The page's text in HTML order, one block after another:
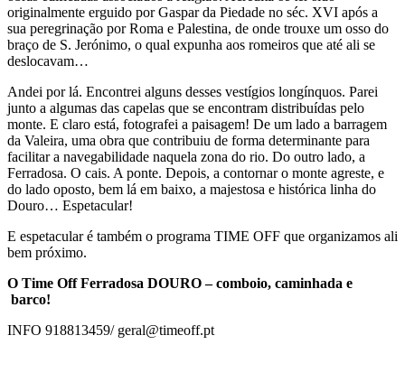
originalmente erguido por Gaspar da Piedade no séc. XVI após a
sua peregrinação por Roma e Palestina, de onde trouxe um osso do
braço de S. Jerónimo, o qual expunha aos romeiros que até ali se
deslocavam…
Andei por lá. Encontrei alguns desses vestígios longínquos. Parei
junto a algumas das capelas que se encontram distribuídas pelo
monte. E claro está, fotografei a paisagem! De um lado a barragem
da Valeira, uma obra que contribuiu de forma determinante para
facilitar a navegabilidade naquela zona do rio. Do outro lado, a
Ferradosa. O cais. A ponte. Depois, a contornar o monte agreste, e
do lado oposto, bem lá em baixo, a majestosa e histórica linha do
Douro… Espetacular!
E espetacular é também o programa TIME OFF que organizamos ali
bem próximo.
O Time Off Ferradosa DOURO – comboio, caminhada e
barco!
INFO 918813459/ geral@timeoff.pt